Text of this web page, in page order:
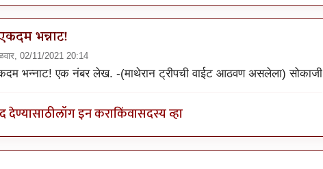
भन्नाट!
02/11/2021 20:14
भन्नाट! एक नंबर लेख. -(माथेरान ट्रीपची वाईट आठवण असलेला) सोकाजी
देण्यासाठीलॉग इन कराकिंवासदस्य व्हा